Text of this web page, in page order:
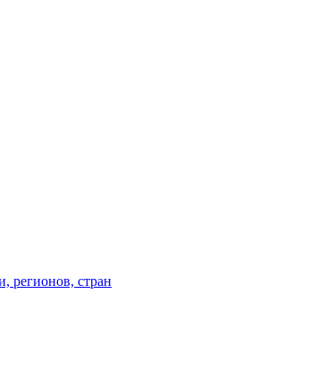
регионов, стран